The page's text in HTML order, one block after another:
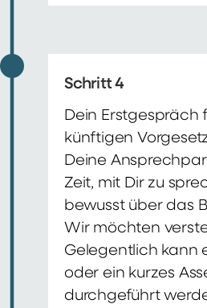
Schritt 4
Dein Erstgespräch
künftigen
Deine
Zeit, mit Dir zu
bewusst über das
Wir möchten
Gelegentlich kann
oder ein kurzes
durchgeführt